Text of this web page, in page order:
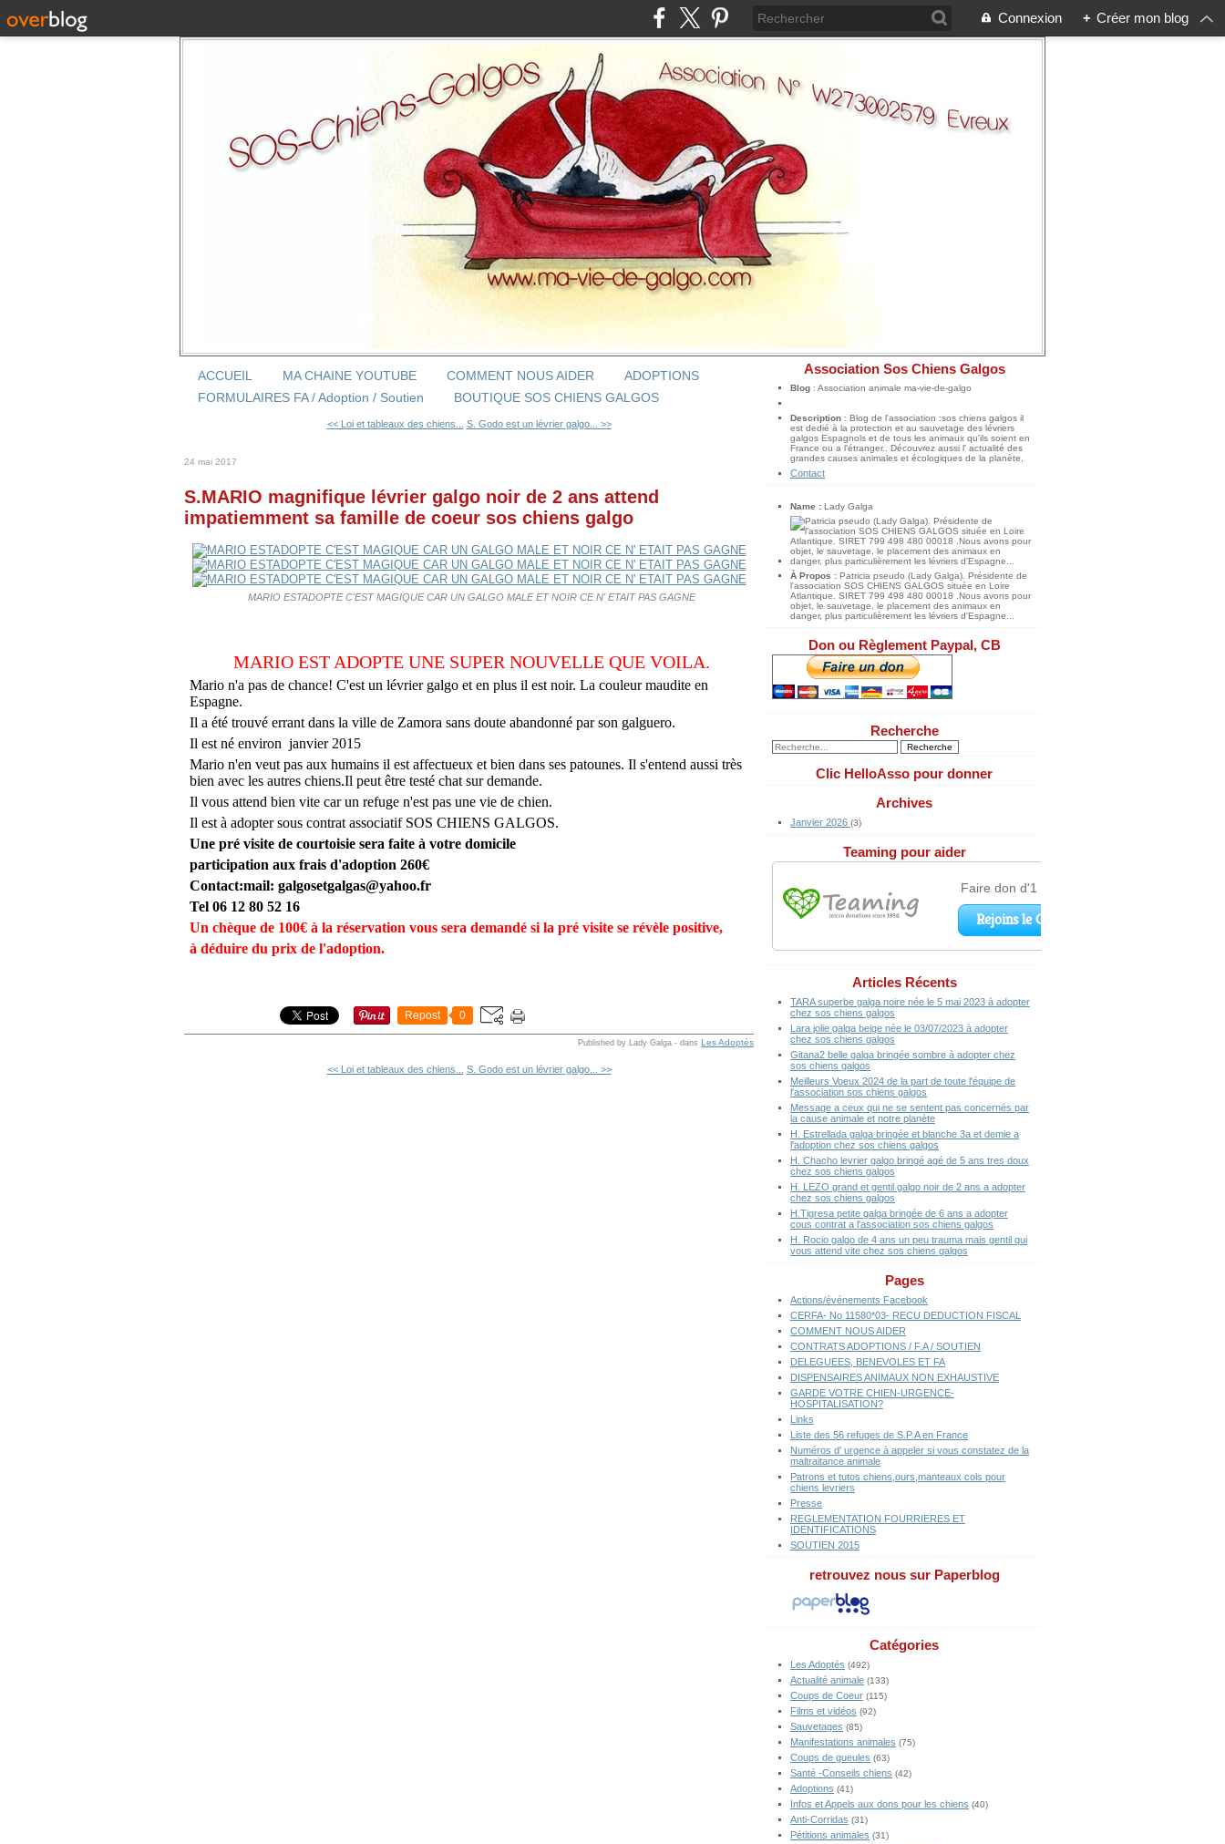
Connexion + Créer mon blog
ACCUEIL MA CHAINE YOUTUBE COMMENT NOUS AIDER
ADOPTIONS
FORMULAIRES FA / Adoption / Soutien
BOUTIQUE SOS CHIENS GALGOS
<< Loi et tableaux des chiens... S. Godo est un lévrier galgo... >>
24 mai 2017
S.MARIO magnifique lévrier galgo noir de 2 ans attend
impatiemment sa famille de coeur sos chiens galgo
MARIO ESTADOPTE C'EST MAGIQUE CAR UN GALGO MALE ET NOIR CE N' ETAIT PAS GAGNE
MARIO EST ADOPTE UNE SUPER NOUVELLE QUE VOILA.
Mario n'a pas de chance! C'est un lévrier galgo et en plus il est noir. La couleur maudite en
Espagne.
Il a été trouvé errant dans la ville de Zamora sans doute abandonné par son galguero.
Il est né environ janvier 2015
Mario n'en veut pas aux humains il est affectueux et bien dans ses patounes. Il s'entend aussi très
bien avec les autres chiens.Il peut être testé chat sur demande.
Il vous attend bien vite car un refuge n'est pas une vie de chien.
Il est à adopter sous contrat associatif SOS CHIENS GALGOS.
Une pré visite de courtoisie sera faite à votre domicile
participation aux frais d'adoption 260€
Contact:mail: galgosetgalgas@yahoo.fr
Tel 06 12 80 52 16
Un chèque de 100€ à la réservation vous sera demandé si la pré visite se révèle positive,
à déduire du prix de l'adoption.
Repost 0
Published by Lady Galga - dans Les Adoptés
<< Loi et tableaux des chiens... S. Godo est un lévrier galgo... >>
Association Sos Chiens Galgos
Blog : Association animale ma-vie-de-galgo
Description : Blog de l'association :sos chiens galgos il
est dedié à la protection et au sauvetage des lévriers
galgos Espagnols et de tous les animaux qu'ils soient en
France ou a l'étranger.. Découvrez aussi l' actualité des
grandes causes animales et écologiques de la planète,
Contact
Name : Lady Galga
À Propos : Patricia pseudo (Lady Galga). Présidente de
l'association SOS CHIENS GALGOS située en Loire
Atlantique. SIRET 799 498 480 00018 .Nous avons pour
objet, le sauvetage, le placement des animaux en
danger, plus particulièrement les lévriers d'Espagne...
Don ou Règlement Paypal, CB
Recherche
Clic HelloAsso pour donner
Archives
Janvier 2026 (3)
Teaming pour aider
Articles Récents
TARA superbe galga noire née le 5 mai 2023 à adopter
chez sos chiens galgos
Lara jolie galga beige née le 03/07/2023 à adopter
chez sos chiens galgos
Gitana2 belle galga bringée sombre à adopter chez
sos chiens galgos
Meilleurs Voeux 2024 de la part de toute l'équipe de
l'association sos chiens galgos
Message a ceux qui ne se sentent pas concernés par
la cause animale et notre planète
H. Estrellada galga bringée et blanche 3a et demie a
l'adoption chez sos chiens galgos
H. Chacho levrier galgo bringé agé de 5 ans tres doux
chez sos chiens galgos
H. LEZO grand et gentil galgo noir de 2 ans a adopter
chez sos chiens galgos
H.Tigresa petite galga bringée de 6 ans a adopter
cous contrat a l'association sos chiens galgos
H. Rocio galgo de 4 ans un peu trauma mais gentil qui
vous attend vite chez sos chiens galgos
Pages
Actions/événements Facebook
CERFA- No 11580*03- RECU DEDUCTION FISCAL
COMMENT NOUS AIDER
CONTRATS ADOPTIONS / F.A / SOUTIEN
DELEGUEES, BENEVOLES ET FA
DISPENSAIRES ANIMAUX NON EXHAUSTIVE
GARDE VOTRE CHIEN-URGENCE-
HOSPITALISATION?
Links
Liste des 56 refuges de S.P.A en France
Numéros d' urgence à appeler si vous constatez de la
maltraitance animale
Patrons et tutos chiens,ours,manteaux cols pour
chiens levriers
Presse
REGLEMENTATION FOURRIERES ET
IDENTIFICATIONS
SOUTIEN 2015
retrouvez nous sur Paperblog
Catégories
Les Adoptés (492)
Actualité animale (133)
Coups de Coeur (115)
Films et vidéos (92)
Sauvetages (85)
Manifestations animales (75)
Coups de gueules (63)
Santé -Conseils chiens (42)
Adoptions (41)
Infos et Appels aux dons pour les chiens (40)
Anti-Corridas (31)
Pétitions animales (31)